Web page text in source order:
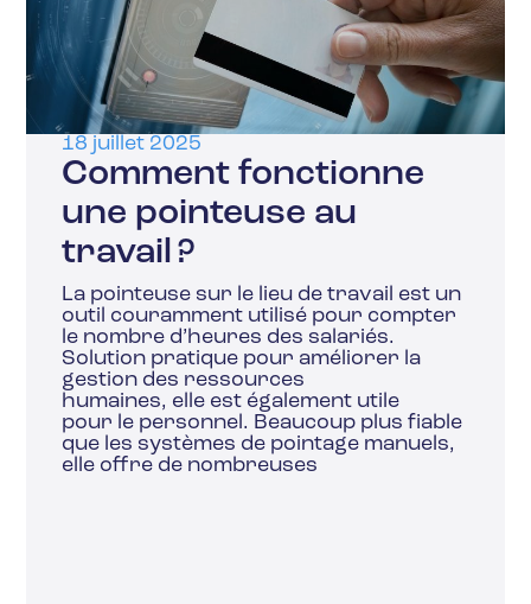
18 juillet 2025
Comment fonctionne
une pointeuse au
travail ?
La pointeuse sur le lieu de travail est un
outil couramment utilisé pour compter
le nombre d’heures des salariés.
Solution pratique pour améliorer la
gestion des ressources
humaines, elle est également utile
pour le personnel. Beaucoup plus fiable
que les systèmes de pointage manuels,
elle offre de nombreuses